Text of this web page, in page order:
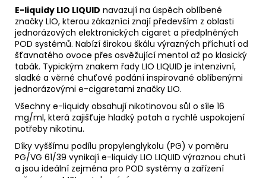
E-liquidy LIO LIQUID navazují na úspěch oblíbené
značky LIO, kterou zákazníci znají především z oblasti
jednorázových elektronických cigaret a předplněných
POD systémů. Nabízí širokou škálu výrazných příchutí od
šťavnatého ovoce přes osvěžující mentol až po klasický
tabák. Typickým znakem řady LIO LIQUID je intenzivní,
sladké a věrné chuťové podání inspirované oblíbenými
jednorázovými e-cigaretami značky LIO.
Všechny e-liquidy obsahují nikotinovou sůl o síle 16
mg/ml, která zajišťuje hladký potah a rychlé uspokojení
potřeby nikotinu.
Díky vyššímu podílu propylenglykolu (PG) v poměru
PG/VG 61/39 vynikají e-liquidy LIO LIQUID výraznou chutí
a jsou ideální zejména pro POD systémy a zařízení